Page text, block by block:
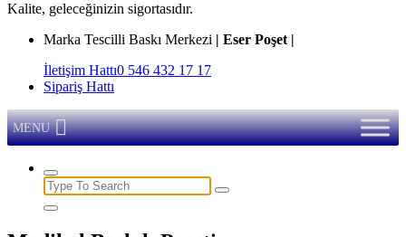
Kalite, geleceğinizin sigortasıdır.
Marka Tescilli Baskı Merkezi | Eser Poşet |
İletişim Hattı0 546 432 17 17
Sipariş Hattı
MENU
Search
for: